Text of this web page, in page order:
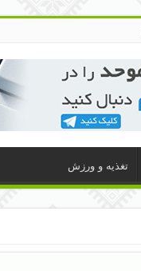
تغذیه و ورزش